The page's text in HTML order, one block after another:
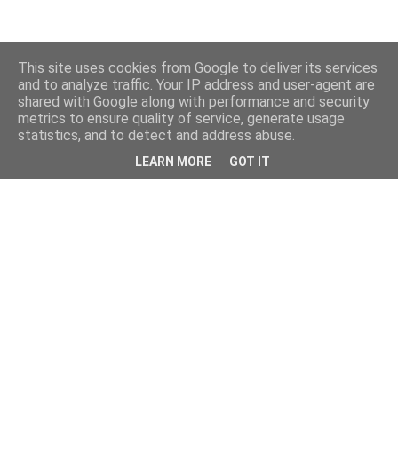
This site uses cookies from Google to deliver its services
and to analyze traffic. Your IP address and user-agent are
shared with Google along with performance and security
metrics to ensure quality of service, generate usage
statistics, and to detect and address abuse.
LEARN MORE GOT IT